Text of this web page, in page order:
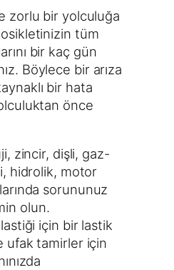
zorlu bir yolculuğa
tüm
bir kaç gün
Böylece bir arıza
bir hata
önce
zincir, dişli, gaz-
hidrolik, motor
sorununuz
olun.
için bir lastik
ufak tamirler için